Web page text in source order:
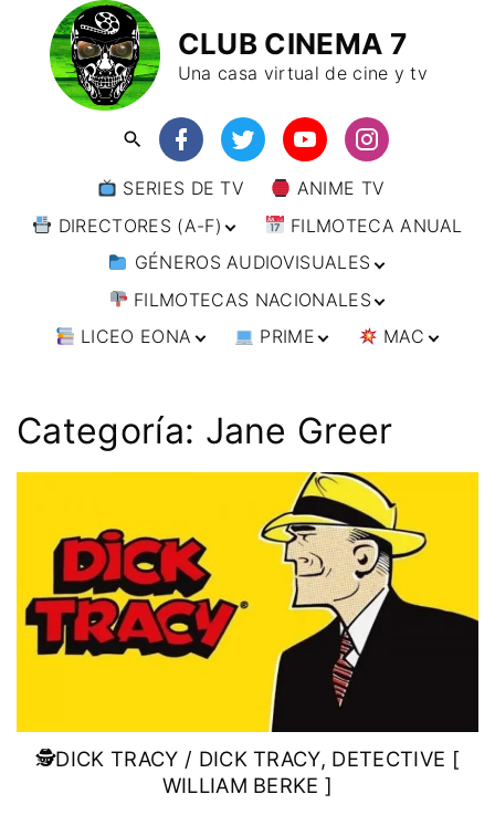
CLUB CINEMA 7
Una casa virtual de cine y tv
SERIES DE TV
ANIME TV
DIRECTORES (A-F)
DIRECTORES (F-L)
DIRECTORES (L-
W)
FILMOTECA ANUAL
GÉNEROS AUDIOVISUALES
ANIMACIÓN
ARTES MARCIALES
CINE DOCUMENTAL
CINE NEGRO / CRIMEN /
DRAMA
ÉPICO / MITOLÓGICO
EXPERIMENTOS
FANTÁSTICO
FILMOTECAS NACIONALES
AFRICA
CHILE
ESTADOS UNIDOS
MÉXICO
URUGUAY
ASIA
JAPÓN
RUSIA
EUROPA
ALEMANIA
AUSTRIA
BÉLGICA
DINAMARCA
ESPAÑA
FRANCIA
ITALIA
PAISES BAJOS
REINO UNIDO
SUECIA
OCEANIA AUSTRALIA
LICEO EONA
TALLERES
ONLINE
SERVICIOS DE
COMPUTACIÓN
DISEÑO WEB
CONTACTO
TARJETA
DIGITAL
PRIME
IMPRESCINDIBLES
MAC
🗨 CÓMICS
Categoría: Jane Greer
🕵DICK TRACY / DICK TRACY, DETECTIVE [
WILLIAM BERKE ]